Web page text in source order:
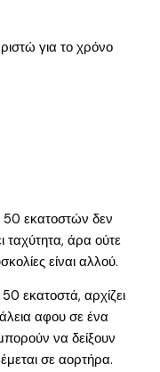
για το χρόνο
50 εκατοστών δεν
ταχύτητα, άρα ούτε
είναι αλλού.
εκατοστά, αρχίζει
αφου σε ένα
να δείξουν
σε αορτήρα.